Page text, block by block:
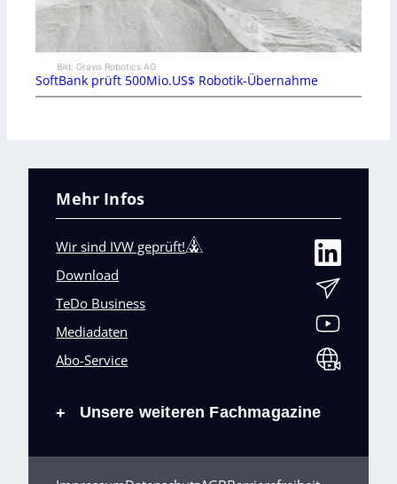
Bild: Gravis Robotics AG
SoftBank prüft 500Mio.US$ Robotik-Übernahme
Mehr Infos
Wir sind IVW geprüft!
Download
TeDo Business
Mediadaten
Abo-Service
+ Unsere weiteren Fachmagazine